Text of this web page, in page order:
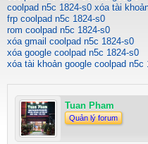
coolpad n5c 1824-s0 xóa tài
frp coolpad n5c 1824-s0
rom coolpad n5c 1824-s0
xóa gmail coolpad n5c 1824-s0
xóa google coolpad n5c 1824-s0
xóa tài khoản google coolpad n5c
Tuan Pham
Quản lý forum